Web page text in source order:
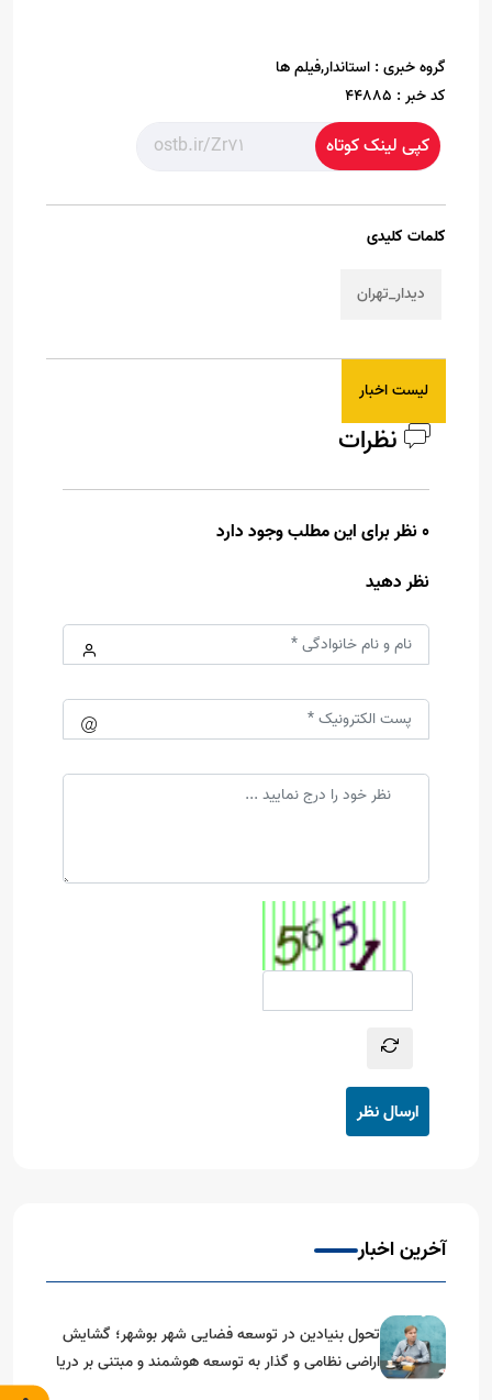
گروه خبری : استاندار,فیلم ها
کد خبر : 44885
کپی لینک کوتاه
کلمات کلیدی
دیدار_تهران
لیست اخبار
نظرات
0 نظر برای این مطلب وجود دارد
نظر دهید
ارسال نظر
آخرین اخبار
تحول بنیادین در توسعه فضایی شهر بوشهر؛ گشایش
اراضی نظامی و گذار به توسعه هوشمند و مبتنی بر دریا